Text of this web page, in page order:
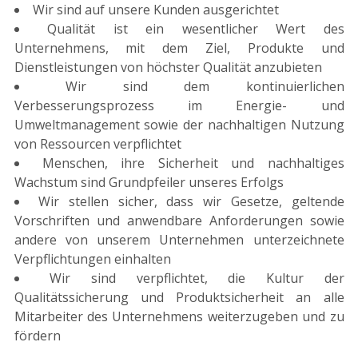
Wir sind auf unsere Kunden ausgerichtet
Qualität ist ein wesentlicher Wert des
Unternehmens, mit dem Ziel, Produkte und
Dienstleistungen von höchster Qualität anzubieten
Wir sind dem kontinuierlichen
Verbesserungsprozess im Energie- und
Umweltmanagement sowie der nachhaltigen Nutzung
von Ressourcen verpflichtet
Menschen, ihre Sicherheit und nachhaltiges
Wachstum sind Grundpfeiler unseres Erfolgs
Wir stellen sicher, dass wir Gesetze, geltende
Vorschriften und anwendbare Anforderungen sowie
andere von unserem Unternehmen unterzeichnete
Verpflichtungen einhalten
Wir sind verpflichtet, die Kultur der
Qualitätssicherung und Produktsicherheit an alle
Mitarbeiter des Unternehmens weiterzugeben und zu
fördern